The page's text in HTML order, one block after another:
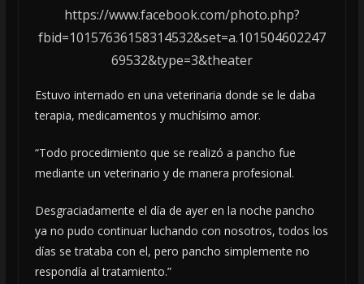
https://www.facebook.com/photo.php?
fbid=10157636158314532&set=a.101504602247
69532&type=3&theater
Estuvo internado en una veterinaria donde se le daba
terapia, medicamentos y muchísimo amor.
“Todo procedimiento que se realizó a pancho fue
mediante un veterinario y de manera profesional.
Desgraciadamente el día de ayer en la noche pancho
ya no pudo continuar luchando con nosotros, todos los
días se trataba con el, pero pancho simplemente no
respondía al tratamiento.”